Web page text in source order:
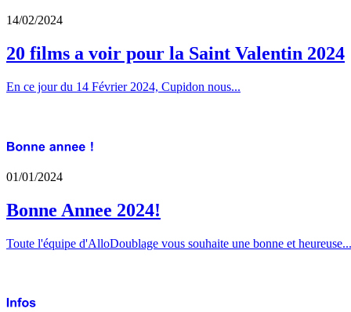
14/02/2024
20 films a voir pour la Saint Valentin 2024
En ce jour du 14 Février 2024, Cupidon nous...
01/01/2024
Bonne Annee 2024!
Toute l'équipe d'AlloDoublage vous souhaite une bonne et heureuse...